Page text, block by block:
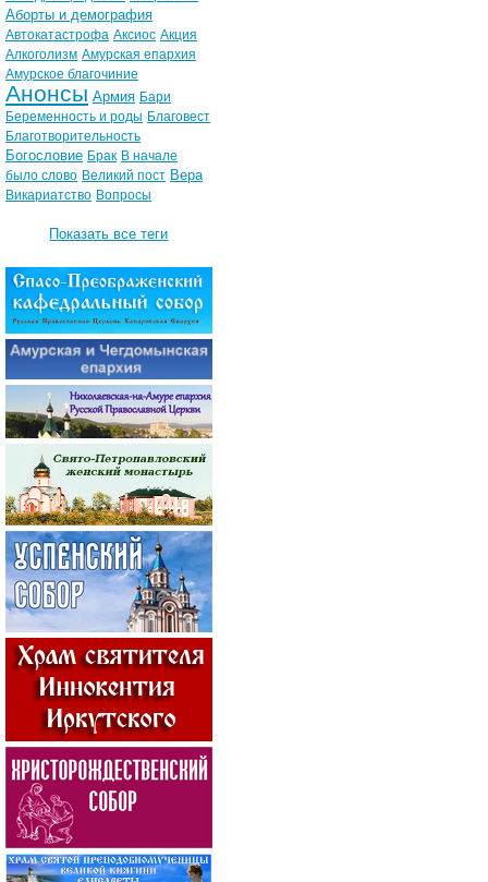
Аборты и демография
Автокатастрофа Аксиос Акция
Алкоголизм Амурская епархия
Амурское благочиние
Анонсы Армия Бари
Беременность и роды Благовест
Благотворительность
Богословие Брак В начале
было слово Великий пост Вера
Викариатство Вопросы
Показать все теги